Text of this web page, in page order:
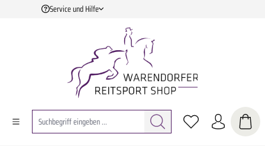
Zum Hauptinhalt springen
Service und Hilfe